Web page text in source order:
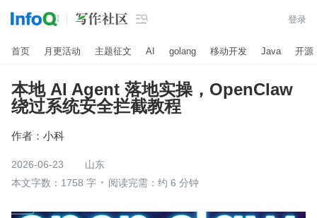
 登录
首页 月更活动 主题征文 AI golang 移动开发 Java 开源
本地 AI Agent 落地实操，OpenClaw
绕过系统安全拦截教程
作者： 小科
2026-06-23
山东
本文字数：1758 字
阅读完需：约 6 分钟